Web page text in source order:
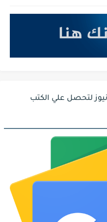
لتحصل علي الكتب